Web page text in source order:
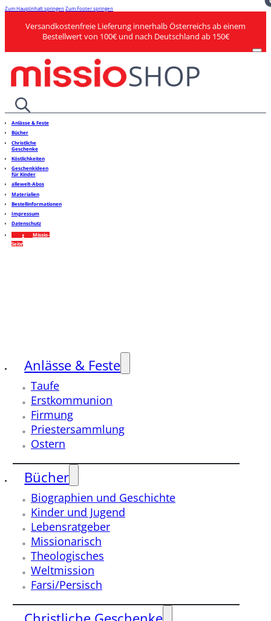
Zum Hauptinhalt springenZum Footer springen
Versandkostenfreie Lieferung innerhalb Österreichs ab einem
Bestellwert von 100€ und nach Deutschland ab 150€
Anlässe & Feste
Bücher
Christliche
Geschenke
Köstlichkeiten
Geschenkideen
für Kinder
allewelt-Abos
Materialien
Bestellinformationen
Impressum
Datenschutz
Missio-
Seite
Anlässe & Feste
Taufe
Erstkommunion
Firmung
Priestersammlung
Ostern
Bücher
Biographien und Geschichte
Kinder und Jugend
Lebensratgeber
Missionarisch
Theologisches
Weltmission
Farsi/Persisch